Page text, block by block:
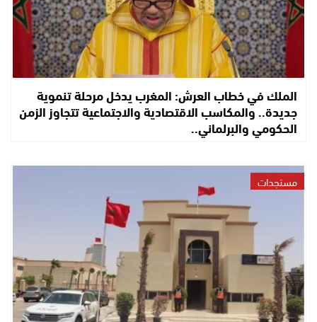
الملك في خطاب العرش: المغرب يدخل مرحلة تنموية
جديدة.. والمكاسب الاقتصادية والاجتماعية تتجاوز الزمن
الحكومي والبرلماني..
مستجدات